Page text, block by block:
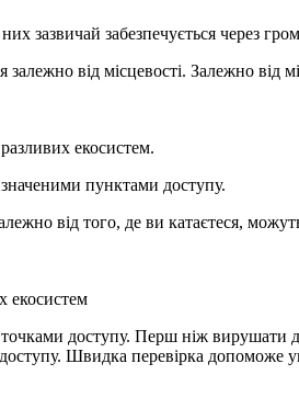
забезпечується через
від місцевості. Залежно від
екосистем.
пунктами доступу.
від того, де ви катаєтеся,
екосистем
доступу. Перш ніж вирушати
Швидка перевірка допоможе